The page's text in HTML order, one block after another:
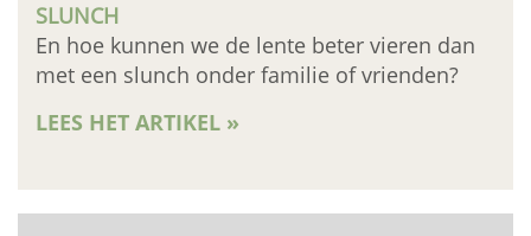
SLUNCH
En hoe kunnen we de lente beter vieren dan
met een slunch onder familie of vrienden?
LEES HET ARTIKEL »